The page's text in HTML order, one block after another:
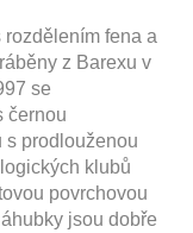
fena a
z Barexu v
se
černou
s prodlouženou
klubů
povrchovou
jsou dobře